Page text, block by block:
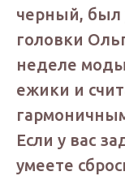
черный, был
головки
неделе
ежики и
Если у вас
умеете